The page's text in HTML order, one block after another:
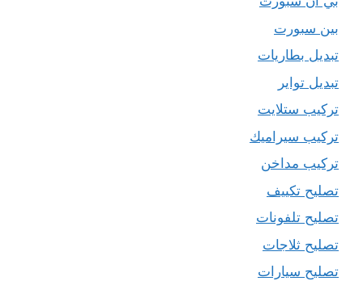
بين سبورت
تبديل بطاريات
تبديل تواير
تركيب ستلايت
تركيب سيراميك
تركيب مداخن
تصليح تكييف
تصليح تلفونات
تصليح ثلاجات
تصليح سيارات